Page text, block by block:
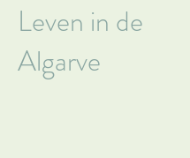
Leven in de
Algarve